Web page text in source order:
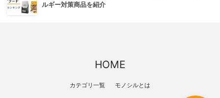
ルギー対策商品を紹介
HOME
カテゴリ一覧 モノシルとは